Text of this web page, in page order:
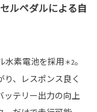
ルペダルによる自
水素電池を採用＊2。
、レスポンス良く
ッテリー出力の向上